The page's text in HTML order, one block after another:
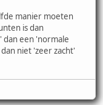
manier moeten
is dan
een 'normale
niet 'zeer zacht'